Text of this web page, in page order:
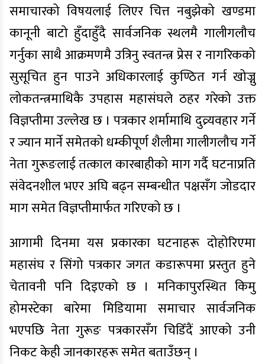
समाचारको विषयलाई लिएर चित्त नबुझेको खण्डमा
कानूनी बाटो हुँदाहुँदै सार्वजनिक स्थलमै गालीगलौच
गर्नुका साथै आक्रमणमै उत्रिनु स्वतन्त्र प्रेस र नागरिकको
सुसूचित हुन पाउने अधिकारलाई कुण्ठित गर्न खोज्नु
लोकतन्त्रमाथिकै उपहास महासंघले ठहर गरेको उक्त
विज्ञप्तीमा उल्लेख छ । पत्रकार शर्मामाथि दुव्र्यवहार गर्ने
र ज्यान मार्ने समेतको धम्कीपूर्ण शैलीमा गालीगलौच गर्ने
नेता गुरूङलाई तत्काल कारबाहीको माग गर्दै घटनाप्रति
संवेदनशील भएर अघि बढ्न सम्बन्धीत पक्षसँग जोडदार
माग समेत विज्ञप्तीमार्फत गरिएको छ ।
आगामी दिनमा यस प्रकारका घटनाहरू दोहोरिएमा
महासंघ र सिंगो पत्रकार जगत कडारूपमा प्रस्तुत हुने
चेतावनी पनि दिइएको छ । मनिकापुरस्थित किमु
होमस्टेका बारेमा मिडियामा समाचार सार्वजनिक
भएपछि नेता गुरूङ पत्रकारसँग चिडिँदैं आएको उनी
निकट केही जानकारहरू समेत बताउँछन् ।